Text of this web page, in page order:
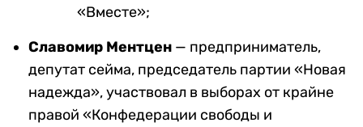
«Вместе»;
Славомир Ментцен — предприниматель,
депутат сейма, председатель партии «Новая
надежда», участвовал в выборах от крайне
правой «Конфедерации свободы и